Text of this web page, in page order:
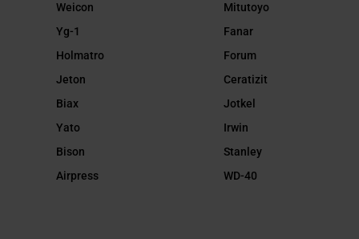
Weicon
Yg-1
Holmatro
Jeton
Biax
Yato
Bison
Airpress
Mitutoyo
Fanar
Forum
Ceratizit
Jotkel
Irwin
Stanley
WD-40